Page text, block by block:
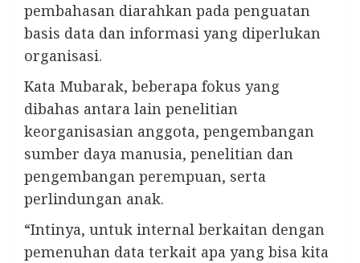
pembahasan diarahkan pada penguatan
basis data dan informasi yang diperlukan
organisasi.
Kata Mubarak, beberapa fokus yang
dibahas antara lain penelitian
keorganisasian anggota, pengembangan
sumber daya manusia, penelitian dan
pengembangan perempuan, serta
perlindungan anak.
“Intinya, untuk internal berkaitan dengan
pemenuhan data terkait apa yang bisa kita